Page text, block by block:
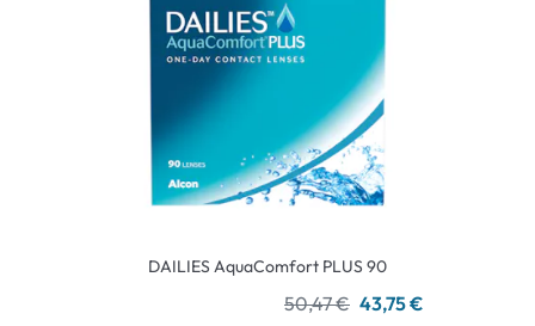
DAILIES AquaComfort PLUS 90
50,47 € 43,75 €